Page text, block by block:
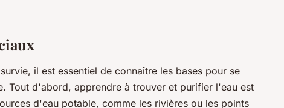
il est essentiel de connaître les bases pour se
Tout d'abord, apprendre à trouver et purifier l'eau est
d'eau potable, comme les rivières ou les points